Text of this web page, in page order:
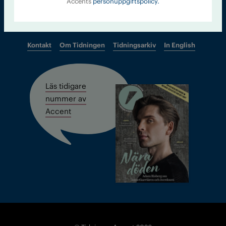
Kontakt Om Tidningen Tidningsarkiv In English
Läs tidigare
nummer av
Accent